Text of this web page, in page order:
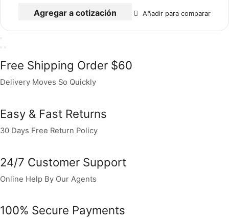
Agregar a cotización Añadir para comparar
Free Shipping Order $60
Delivery Moves So Quickly
Easy & Fast Returns
30 Days Free Return Policy
24/7 Customer Support
Online Help By Our Agents
100% Secure Payments